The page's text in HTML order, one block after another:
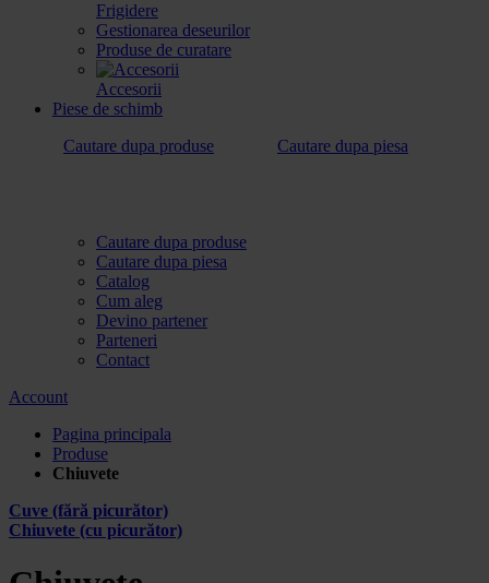
Frigidere
Gestionarea deseurilor
Produse de curatare
Accesorii
Piese de schimb
Cautare dupa produse
Cautare dupa piesa
Cautare dupa produse
Cautare dupa piesa
Catalog
Cum aleg
Devino partener
Parteneri
Contact
Account
Pagina principala
Produse
Chiuvete
Cuve (fără picurător)
Chiuvete (cu picurător)